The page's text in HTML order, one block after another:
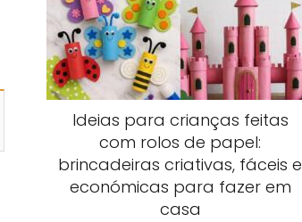
Ideias para crianças feitas
com rolos de papel:
brincadeiras criativas, fáceis e
económicas para fazer em
casa